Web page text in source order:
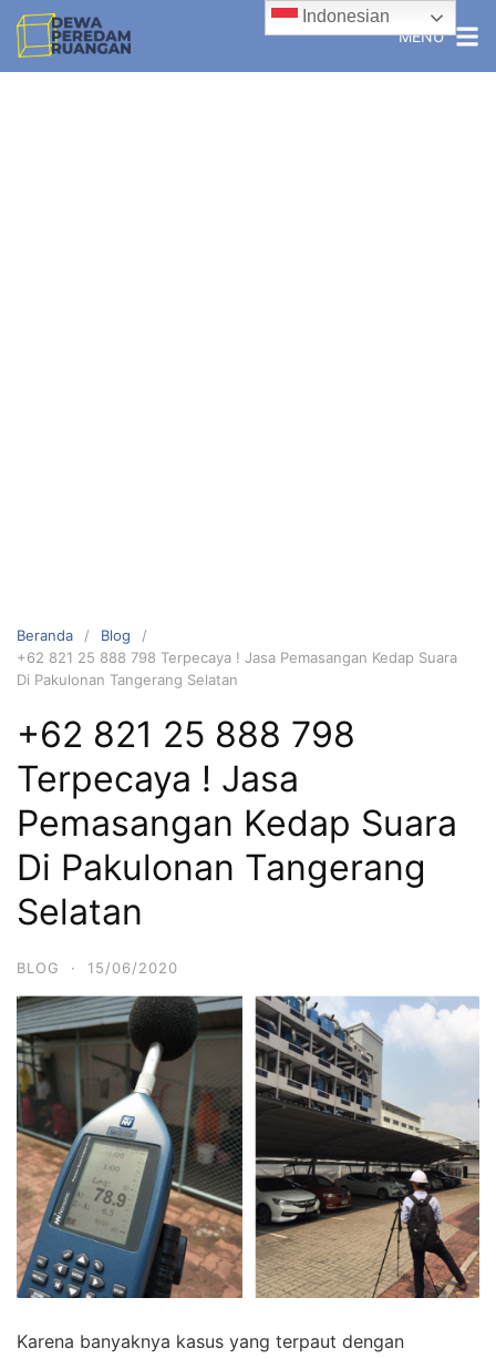
MENU
Beranda
Blog
+62 821 25 888 798 Terpecaya ! Jasa Pemasangan Kedap Suara
Di Pakulonan Tangerang Selatan
+62 821 25 888 798
Terpecaya ! Jasa
Pemasangan Kedap Suara
Di Pakulonan Tangerang
Selatan
BLOG · 15/06/2020
Karena banyaknya kasus yang terpaut dengan
Indonesian